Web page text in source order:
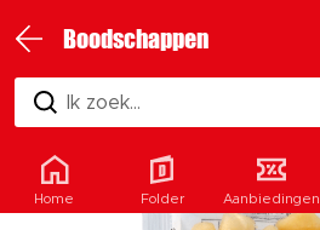
Boodschappen
Ik zoek...
Home Folder Aanbiedingen